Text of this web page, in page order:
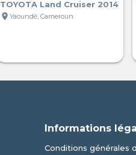
TOYOTA Land Cruiser 2014
location_on Yaoundé, Cameroun
Informations
Conditions générales